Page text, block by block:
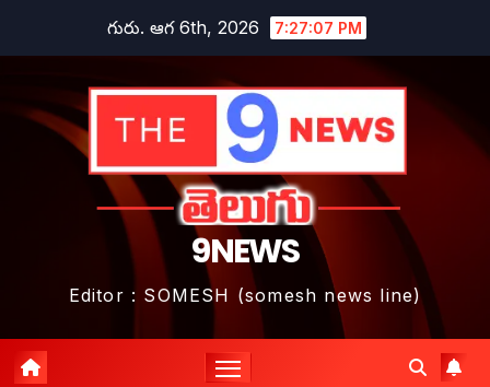
గురు. ఆగ 6th, 2026 7:27:08 PM
9NEWS
Editor : SOMESH (somesh news line)